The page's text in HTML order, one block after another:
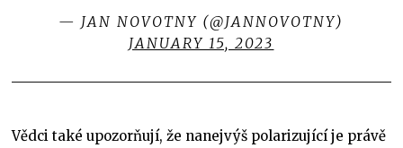
— JAN NOVOTNY (@JANNOVOTNY)
JANUARY 15, 2023
Vědci také upozorňují, že nanejvýš polarizující je právě